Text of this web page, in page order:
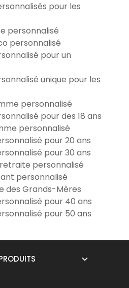
Mug Anniversaire 50 ans
homme
pour les
personnalisé
personnalisé
pour un
unique pour les
personnalisé
pour des 18 ans
personnalisé
pour 20 ans
pour 30 ans
personnalisé
personnalisé
des Grands-Mères
pour 40 ans
pour 50 ans